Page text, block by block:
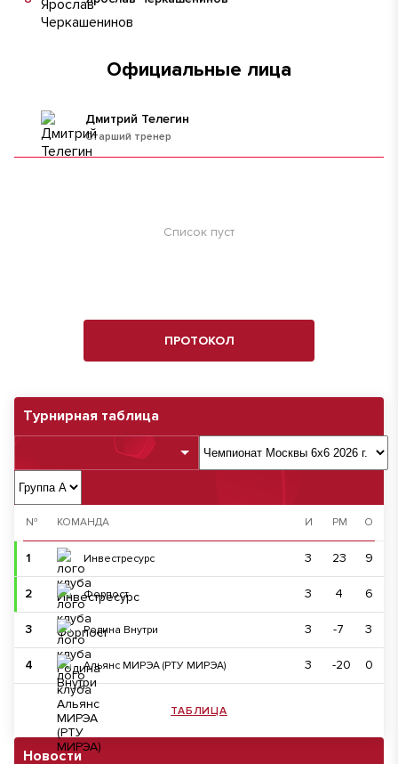
Турнирная таблица
№ КОМАНДА И РМ О
1 Инвестресурс 3 23 9
2 Форпост 3 4 6
3 Родина Внутри 3 -7 3
4 Альянс МИРЭА (РТУ МИРЭА) 3 -20 0
ТАБЛИЦА
Новости
Официальные лица
Старший тренер
Дмитрий Телегин
Список пуст
ПРОТОКОЛ